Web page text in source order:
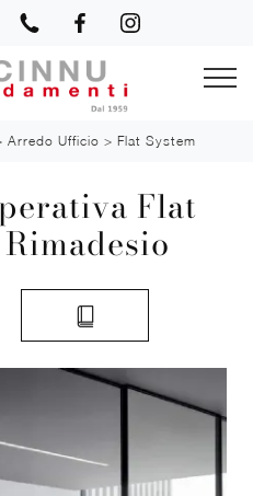
Arredo Ufficio > Flat System
Flat